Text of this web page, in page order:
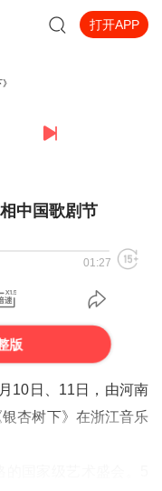
打开APP
中国歌剧节
01:27
版
10日、11日，由河南
杏树下》在浙江音乐